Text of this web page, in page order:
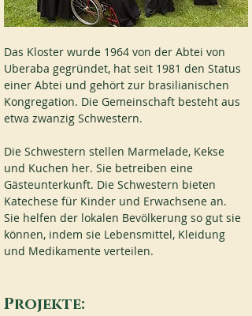
Das Kloster wurde 1964 von der Abtei von
Uberaba gegründet, hat seit 1981 den Status
einer Abtei und gehört zur brasilianischen
Kongregation. Die Gemeinschaft besteht aus
etwa zwanzig Schwestern.
Die Schwestern stellen Marmelade, Kekse
und Kuchen her. Sie betreiben eine
Gästeunterkunft. Die Schwestern bieten
Katechese für Kinder und Erwachsene an.
Sie helfen der lokalen Bevölkerung so gut sie
können, indem sie Lebensmittel, Kleidung
und Medikamente verteilen.
Projekte: